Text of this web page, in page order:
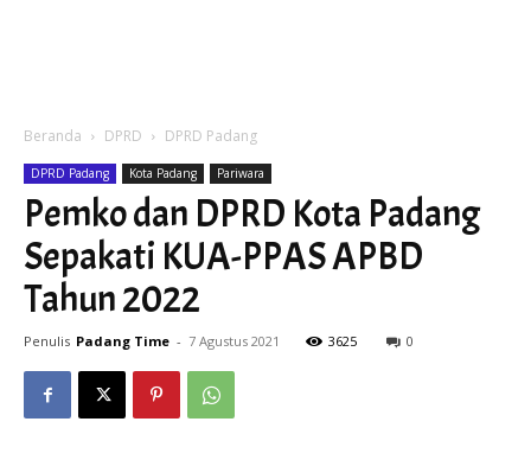
Beranda DPRD DPRD Padang
DPRD Padang Kota Padang Pariwara
Pemko dan DPRD Kota Padang
Sepakati KUA-PPAS APBD
Tahun 2022
Penulis Padang Time - 7 Agustus 2021 3625 0